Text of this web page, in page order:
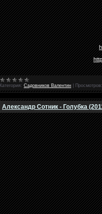
Категория: Садовников Валентин Просмотров:
Александр Сотник - Голубка